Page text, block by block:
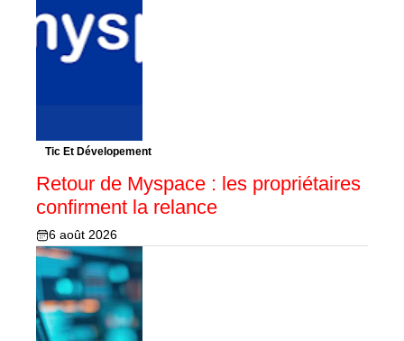
Tic Et Dévelopement
Retour de Myspace : les propriétaires
confirment la relance
6 août 2026